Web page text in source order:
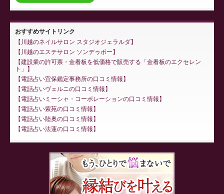
おすすめサイトリンク
川越のネイルサロン スタジオジェラルダ
川越のエステサロン ソンデゥボー
建設業の許可票・金看板を低価格で販売する「金看板のエクセレン
ト」
電話占い宜保鑑定事務所の口コミ情報
電話占いヴェルニの口コミ情報
電話占いミーシャ・コーポレーションの口コミ情報
電話占い紫苑の口コミ情報
電話占い陸奥の口コミ情報
電話占い法蓮の口コミ情報